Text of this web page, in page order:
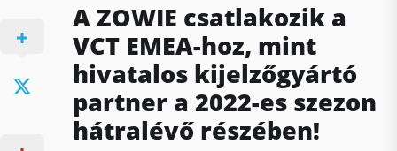
A ZOWIE csatlakozik a
VCT EMEA-hoz, mint
hivatalos kijelzőgyártó
partner a 2022-es szezon
hátralévő részében!